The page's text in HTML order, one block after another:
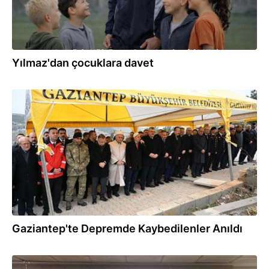
Yılmaz'dan çocuklara davet
06.02.2026
Gaziantep'te Depremde Kaybedilenler Anıldı